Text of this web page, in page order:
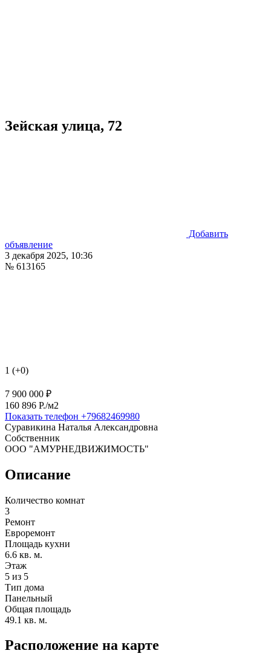
Зейская улица, 72
Добавить
объявление
3 декабря 2025, 10:36
№ 613165
1 (+0)
7 900 000 ₽
160 896 P./м2
Показать телефон +79682469980
Суравикина Наталья Александровна
Собственник
ООО "АМУРНЕДВИЖИМОСТЬ"
Описание
Количество комнат
3
Ремонт
Евроремонт
Площадь кухни
6.6 кв. м.
Этаж
5 из 5
Тип дома
Панельный
Общая площадь
49.1 кв. м.
Расположение на карте